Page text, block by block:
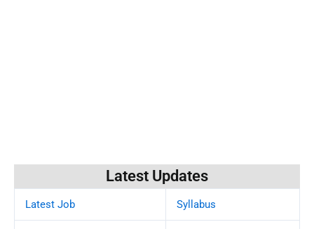
Latest Updates
Latest Job Syllabus